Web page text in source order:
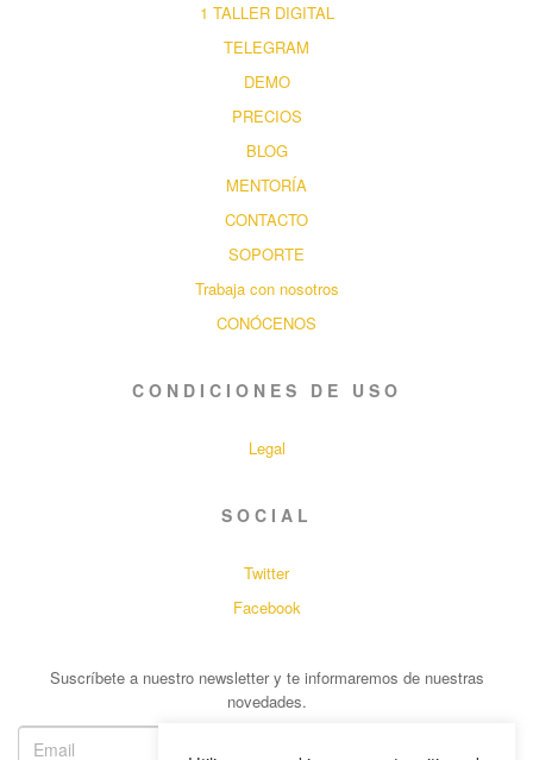
1 TALLER DIGITAL
TELEGRAM
DEMO
PRECIOS
BLOG
MENTORÍA
CONTACTO
SOPORTE
Trabaja con nosotros
CONÓCENOS
CONDICIONES DE USO
Legal
SOCIAL
Twitter
Facebook
Suscríbete a nuestro newsletter y te informaremos de nuestras
novedades.